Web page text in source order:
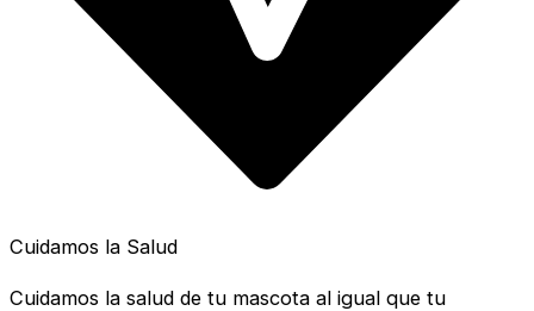
Cuidamos la Salud
Cuidamos la salud de tu mascota al igual que tu